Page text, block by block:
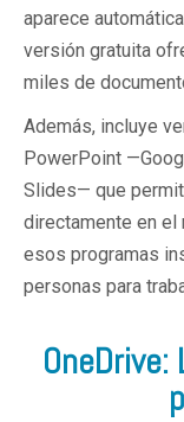
aparece
versión gratuita
miles de
Además, incluye
PowerPoint
Slides— que
directamente en el
esos programas
personas para